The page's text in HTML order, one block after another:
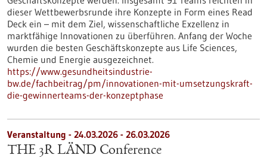
dieser Wettbewerbsrunde ihre Konzepte in Form eines Read
Deck ein – mit dem Ziel, wissenschaftliche Exzellenz in
marktfähige Innovationen zu überführen. Anfang der Woche
wurden die besten Geschäftskonzepte aus Life Sciences,
Chemie und Energie ausgezeichnet.
https://www.gesundheitsindustrie-
bw.de/fachbeitrag/pm/innovationen-mit-umsetzungskraft-
die-gewinnerteams-der-konzeptphase
Veranstaltung - 24.03.2026 - 26.03.2026
THE 3R LÄND Conference